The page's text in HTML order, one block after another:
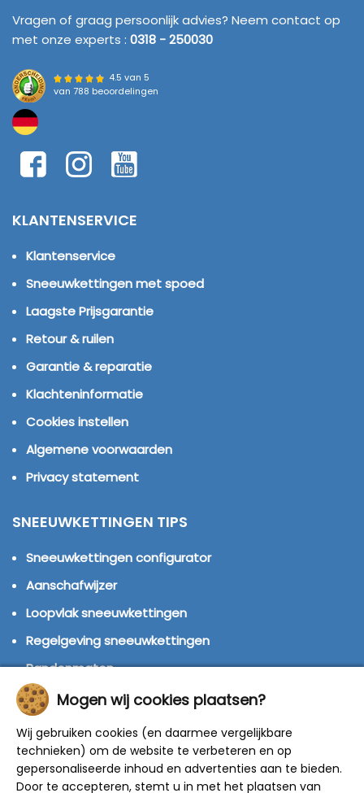
Vragen of graag persoonlijk advies? Neem contact op
met onze experts : 0318 - 250030
4.5 van 5
van 788 beoordelingen
KLANTENSERVICE
Klantenservice
Sneeuwkettingen met spoed
Laagste Prijsgarantie
Retour & ruilen
Garantie & reparatie
Klachteninformatie
Cookies instellen
Algemene voorwaarden
Privacy statement
SNEEUWKETTINGEN TIPS
Sneeuwkettingen configurator
Aanschafwijzer
Loopvlak sneeuwkettingen
Regelgeving sneeuwkettingen
Bandenmaten
Montage handleidingen
Winterbanden
Mogen wij cookies plaatsen?
Wij gebruiken cookies (en daarmee vergelijkbare
technieken) om de website te verbeteren en op
gepersonaliseerde inhoud en advertenties aan te bieden.
Door te accepteren, stemt u in met het plaatsen van